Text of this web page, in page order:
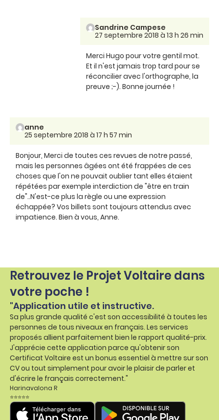
Sandrine Campese
27 septembre 2018 à 13 h 26 min
Merci Hugo pour votre gentil mot.
Et il n'est jamais trop tard pour se
réconcilier avec l'orthographe, la
preuve ;-). Bonne journée !
anne
25 septembre 2018 à 17 h 57 min
Bonjour, Merci de toutes ces revues de notre passé,
mais les personnes âgées ont été frappées de ces
choses que l'on ne pouvait oublier tant elles étaient
répétées par exemple interdiction de "être en train
de"..N'est-ce plus la règle ou une expression
échappée? Vos billets sont toujours attendus avec
impatience. Bien à vous, Anne.
Retrouvez le Projet Voltaire dans
votre poche !
"Application utile et instructive.
Sa plus grande qualité c'est son accessibilité à toutes les
personnes de tous niveaux en français. Les services
proposés allient parfaitement bien le rapport qualité-prix.
J'apprécie cette application parce qu'obtenir son
Certificat Voltaire est un bonus essentiel à mettre sur son
CV ou tout simplement pour avoir le plaisir de parler et
d'écrire le français correctement."
Harinavalona R
⭐⭐⭐⭐⭐